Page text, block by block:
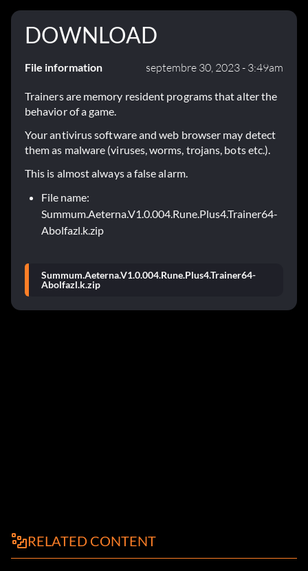
DOWNLOAD
File information septembre 30, 2023 - 3:49am
Trainers are memory resident programs that alter the
behavior of a game.
Your antivirus software and web browser may detect
them as malware (viruses, worms, trojans, bots etc.).
This is almost always a false alarm.
File name:
Summum.Aeterna.V1.0.004.Rune.Plus4.Trainer64-
Abolfazl.k.zip
Summum.Aeterna.V1.0.004.Rune.Plus4.Trainer64-
Abolfazl.k.zip
RELATED CONTENT